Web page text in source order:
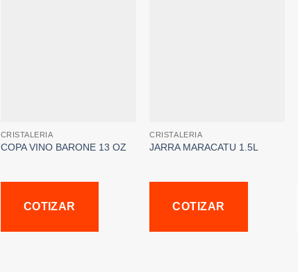
CRISTALERIA
COPA VINO BARONE 13 OZ
COTIZAR
CRISTALERIA
JARRA MARACATU 1.5L
COTIZAR